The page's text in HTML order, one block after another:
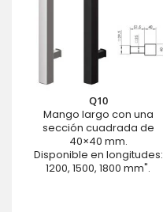
Q10
Mango largo con una
sección cuadrada de
40×40 mm.
Disponible en longitudes:
1200, 1500, 1800 mm".